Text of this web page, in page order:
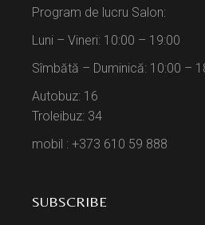
Program de lucru Salon:
Luni – Vineri: 10:00 – 19:00
Sîmbătă – Duminică: 10:00 –
Autobuz: 16
Troleibuz: 34
mobil : +373 610 59 888
SUBSCRIBE